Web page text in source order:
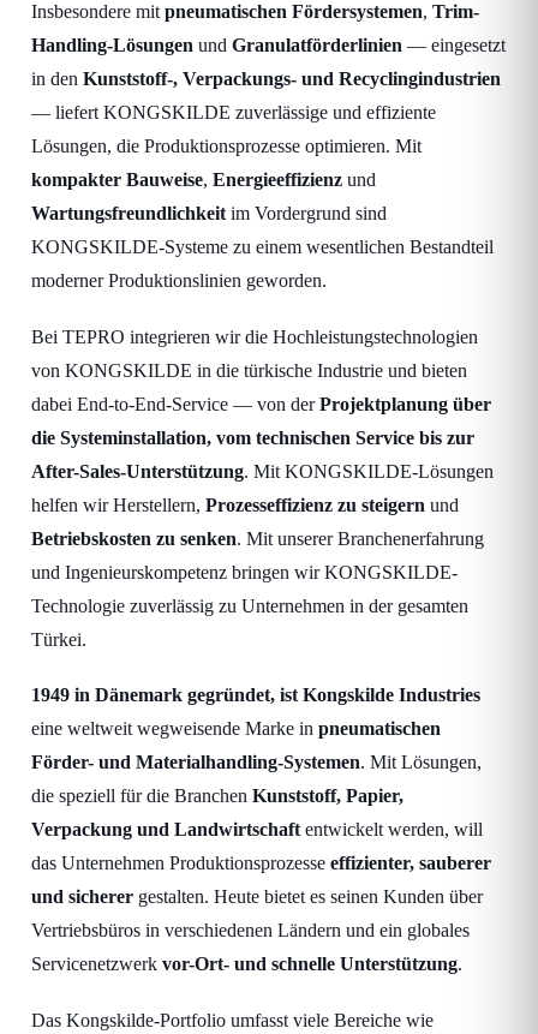
Insbesondere mit pneumatischen Fördersystemen, Trim-
Handling-Lösungen und Granulatförderlinien — eingesetzt
in den Kunststoff-, Verpackungs- und Recyclingindustrien
— liefert KONGSKILDE zuverlässige und effiziente
Lösungen, die Produktionsprozesse optimieren. Mit
kompakter Bauweise, Energieeffizienz und
Wartungsfreundlichkeit im Vordergrund sind
KONGSKILDE-Systeme zu einem wesentlichen Bestandteil
moderner Produktionslinien geworden.
Bei TEPRO integrieren wir die Hochleistungstechnologien
von KONGSKILDE in die türkische Industrie und bieten
dabei End-to-End-Service — von derProjektplanung über
die Systeminstallation, vom technischen Service bis zur
After-Sales-Unterstützung. Mit KONGSKILDE-Lösungen
helfen wir Herstellern, Prozesseffizienz zu steigern und
Betriebskosten zu senken. Mit unserer Branchenerfahrung
und Ingenieurskompetenz bringen wir KONGSKILDE-
Technologie zuverlässig zu Unternehmen in der gesamten
Türkei.
1949 in Dänemark gegründet, ist Kongskilde Industries
eine weltweit wegweisende Marke in pneumatischen
Förder- und Materialhandling-Systemen. Mit Lösungen,
die speziell für die Branchen Kunststoff, Papier,
Verpackung und Landwirtschaftentwickelt werden, will
das Unternehmen Produktionsprozesse effizienter, sauberer
und sicherer gestalten. Heute bietet es seinen Kunden über
Vertriebsbüros in verschiedenen Ländern und ein globales
Servicenetzwerk vor-Ort- und schnelle Unterstützung.
Das Kongskilde-Portfolio umfasst viele Bereiche wie